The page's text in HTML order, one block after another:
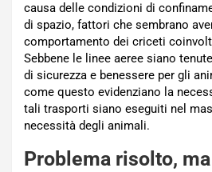
causa delle condizioni di
di spazio, fattori che sembrano
comportamento dei criceti
Sebbene le linee aeree siano
di sicurezza e benessere per gli
come questo evidenziano la
tali trasporti siano eseguiti nel
necessità degli animali.
Problema risolto,